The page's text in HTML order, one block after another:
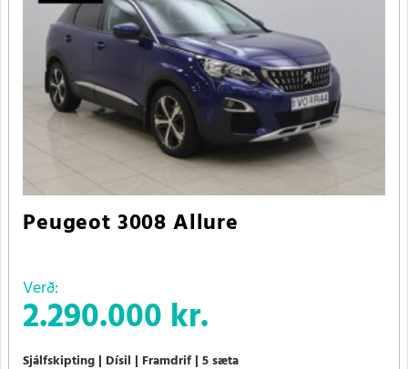
Peugeot 3008 Allure
Verð:
2.290.000 kr.
Sjálfskipting Dísil Framdrif 5 sæta